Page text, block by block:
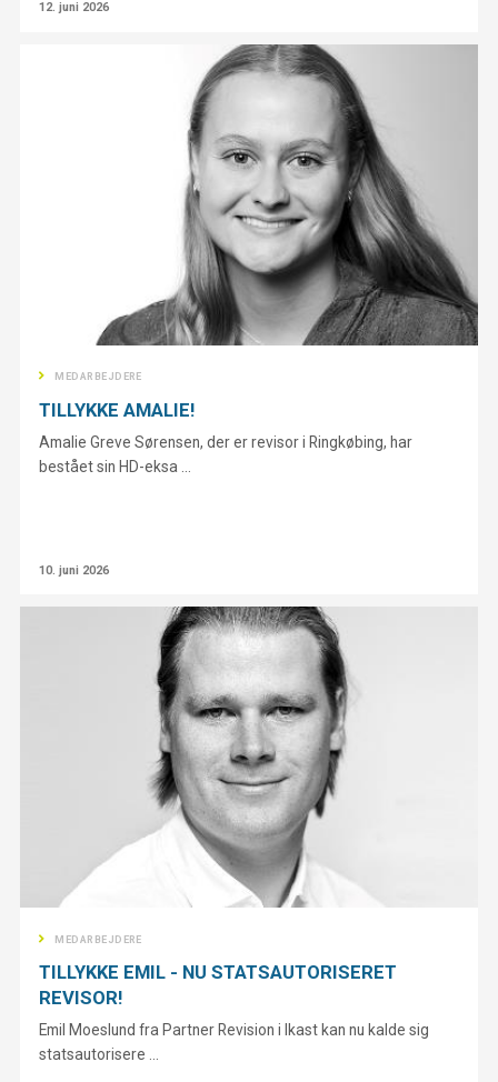
12. juni 2026
MEDARBEJDERE
TILLYKKE AMALIE!
Amalie Greve Sørensen, der er revisor i Ringkøbing, har
bestået sin HD-eksa ...
10. juni 2026
MEDARBEJDERE
TILLYKKE EMIL - NU STATSAUTORISERET
REVISOR!
Emil Moeslund fra Partner Revision i Ikast kan nu kalde sig
statsautorisere ...